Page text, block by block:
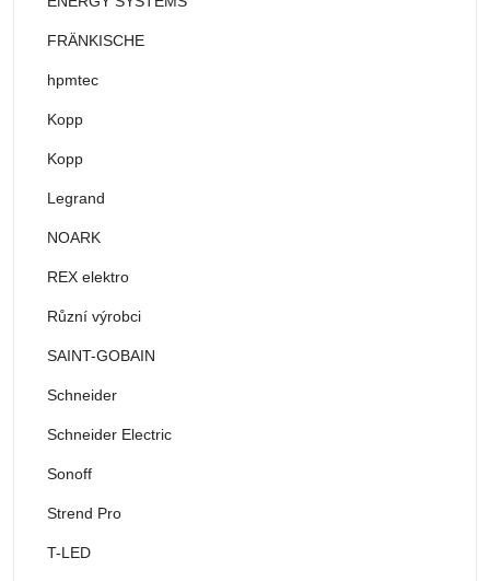
FRÄNKISCHE
hpmtec
Kopp
Kopp
Legrand
NOARK
REX elektro
Různí výrobci
SAINT-GOBAIN
Schneider
Schneider Electric
Sonoff
Strend Pro
T-LED